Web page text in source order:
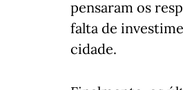
pensaram os
falta de
cidade.